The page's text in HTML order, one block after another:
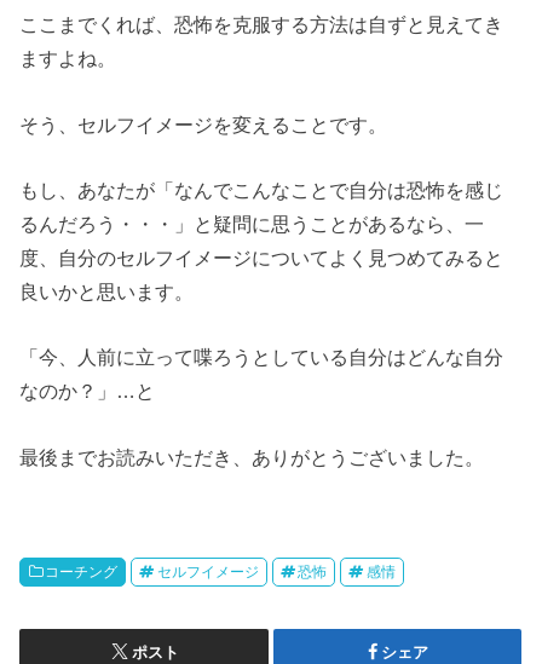
ここまでくれば、恐怖を克服する方法は自ずと見えてき
ますよね。
そう、セルフイメージを変えることです。
もし、あなたが「なんでこんなことで自分は恐怖を感じ
るんだろう・・・」と疑問に思うことがあるなら、一
度、自分のセルフイメージについてよく見つめてみると
良いかと思います。
「今、人前に立って喋ろうとしている自分はどんな自分
なのか？」…と
最後までお読みいただき、ありがとうございました。
コーチング セルフイメージ 恐怖 感情
ポスト シェア